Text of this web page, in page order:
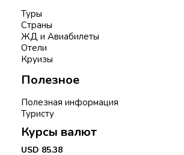
Туры
Страны
ЖД и Авиабилеты
Отели
Круизы
Полезное
Полезная информация
Туристу
Курсы валют
USD 85.38